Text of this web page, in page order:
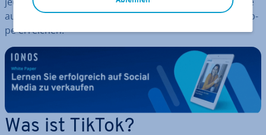
auch Sie mit in­no­va­ti­vem TikTok-Marketing Ihre Ziel­grup­
pe erreichen!
Was ist TikTok?